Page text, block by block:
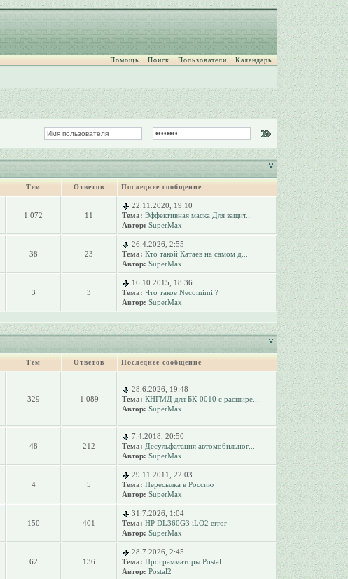
Помощь Поиск Пользователи Календарь
Тем Ответов Последнее сообщение
1 072 11
22.11.2020, 19:10
Тема: Эффективная маска Для защит...
Автор: SuperMax
38 23
26.4.2026, 2:55
Тема: Кто такой Катаев на самом д...
Автор: SuperMax
3 3
16.10.2015, 18:36
Тема: Что такое Necomimi ?
Автор: SuperMax
Тем Ответов Последнее сообщение
329 1 089
28.6.2026, 19:48
Тема: КНГМД для БК-0010 с расшире...
Автор: SuperMax
48 212
7.4.2018, 20:50
Тема: Десульфатация автомобильног...
Автор: SuperMax
4 5
29.11.2011, 22:03
Тема: Пересылка в Россию
Автор: SuperMax
150 401
31.7.2026, 1:04
Тема: HP DL360G3 iLO2 error
Автор: SuperMax
62 136
28.7.2026, 2:45
Тема: Программаторы Postal
Автор: Postal2